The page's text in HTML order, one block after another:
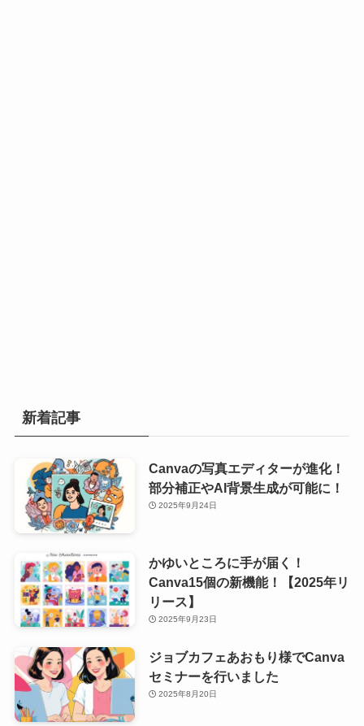
新着記事
Canvaの写真エディターが進化！
部分補正やAI背景生成が可能に！
2025年9月24日
かゆいところに手が届く！
Canva15個の新機能！【2025年リ
リース】
2025年9月23日
ジョブカフェあおもり様でCanva
セミナーを行いました
2025年8月20日